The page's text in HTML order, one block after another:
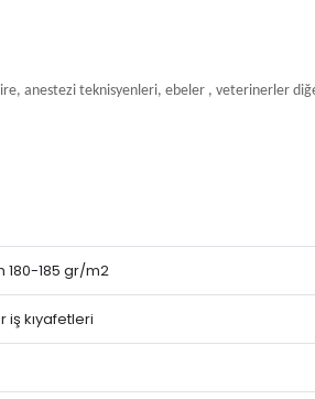
anestezi teknisyenleri, ebeler , veterinerler
180-185 gr/m2
iş kıyafetleri